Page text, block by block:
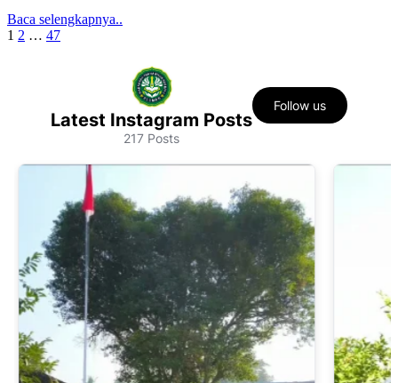
Baca selengkapnya..
Paginasi
1 2 … 47